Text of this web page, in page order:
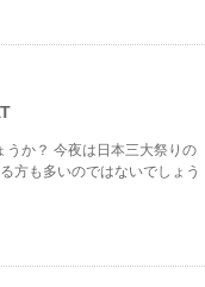
うか？ 今夜は日本三大祭りの
方も多いのではないでしょう